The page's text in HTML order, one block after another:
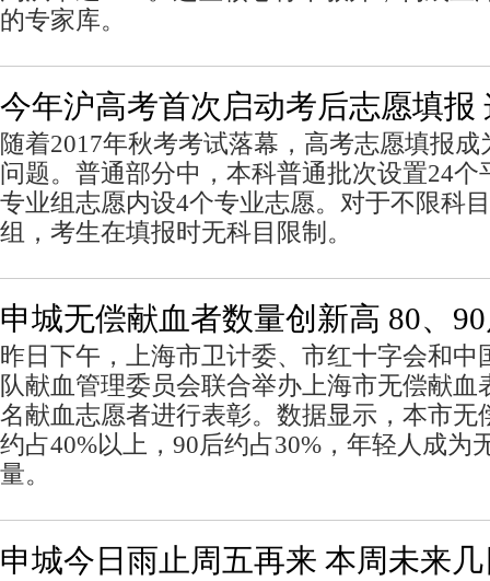
的专家库。
今年沪高考首次启动考后志愿填报
随着2017年秋考考试落幕，高考志愿填报
问题。普通部分中，本科普通批次设置24个
专业组志愿内设4个专业志愿。对于不限科
组，考生在填报时无科目限制。
申城无偿献血者数量创新高 80、
昨日下午，上海市卫计委、市红十字会和中
队献血管理委员会联合举办上海市无偿献血
名献血志愿者进行表彰。数据显示，本市无
约占40%以上，90后约占30%，年轻人成为
量。
申城今日雨止周五再来 本周未来